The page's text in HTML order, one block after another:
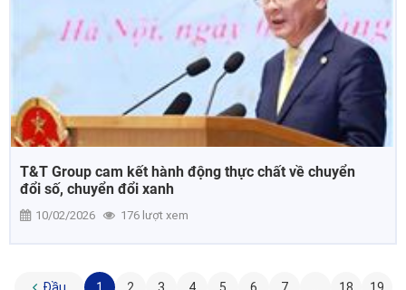
T&T Group cam kết hành động thực chất về chuyển
đổi số, chuyển đổi xanh
10/02/2026 176 lượt xem